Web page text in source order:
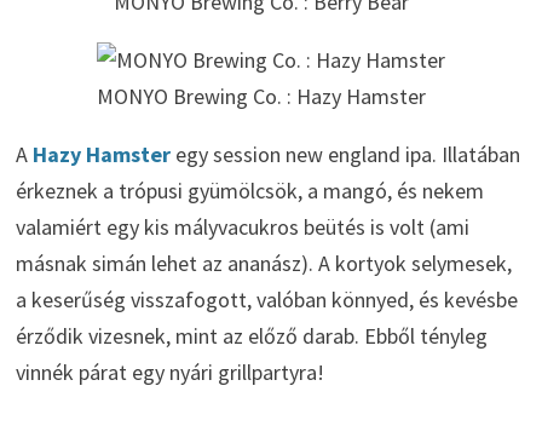
MONYO Brewing Co. : Hazy Hamster
A Hazy Hamsteregy session new england ipa. Illatában
érkeznek a trópusi gyümölcsök, a mangó, és nekem
valamiért egy kis mályvacukros beütés is volt (ami
másnak simán lehet az ananász). A kortyok selymesek,
a keserűség visszafogott, valóban könnyed, és kevésbe
érződik vizesnek, mint az előző darab. Ebből tényleg
vinnék párat egy nyári grillpartyra!